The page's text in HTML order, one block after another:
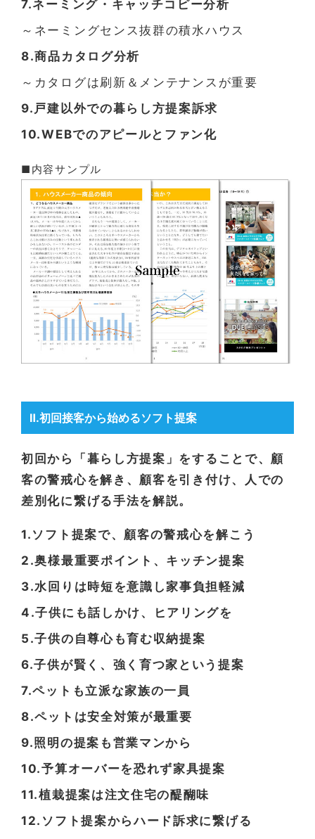
7.ネーミング・キャッチコピー分析
～ネーミングセンス抜群の積水ハウス
8.商品カタログ分析
～カタログは刷新＆メンテナンスが重要
9.戸建以外での暮らし方提案訴求
10.WEBでのアピールとファン化
■内容サンプル
Ⅱ.初回接客から始めるソフト提案
初回から「暮らし方提案」をすることで、顧
客の警戒心を解き、顧客を引き付け、人での
差別化に繋げる手法を解説。
1.ソフト提案で、顧客の警戒心を解こう
2.奥様最重要ポイント、キッチン提案
3.水回りは時短を意識し家事負担軽減
4.子供にも話しかけ、ヒアリングを
5.子供の自尊心も育む収納提案
6.子供が賢く、強く育つ家という提案
7.ペットも立派な家族の一員
8.ペットは安全対策が最重要
9.照明の提案も営業マンから
10.予算オーバーを恐れず家具提案
11.植栽提案は注文住宅の醍醐味
12.ソフト提案からハード訴求に繋げる